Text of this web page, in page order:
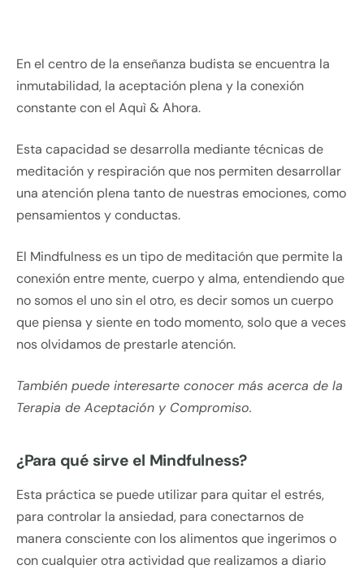
En el centro de la enseñanza budista se encuentra la
inmutabilidad, la aceptación plena y la conexión
constante con el Aquì & Ahora.
Esta capacidad se desarrolla mediante técnicas de
meditación y respiración que nos permiten desarrollar
una atención plena tanto de nuestras emociones, como
pensamientos y conductas.
El Mindfulness es un tipo de meditación que permite la
conexión entre mente, cuerpo y alma, entendiendo que
no somos el uno sin el otro, es decir somos un cuerpo
que piensa y siente en todo momento, solo que a veces
nos olvidamos de prestarle atención.
También puede interesarte conocer más acerca de la
Terapia de Aceptación y Compromiso.
¿Para qué sirve el Mindfulness?
Esta práctica se puede utilizar para quitar el estrés,
para controlar la ansiedad, para conectarnos de
manera consciente con los alimentos que ingerimos o
con cualquier otra actividad que realizamos a diario